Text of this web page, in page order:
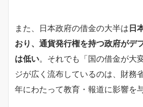
また、日本政府の借金の大半は日
おり、通貨発行権を持つ政府がデ
は低い。それでも「国の借金が大
ジが広く流布しているのは、財務
年にわたって教育・報道に影響を